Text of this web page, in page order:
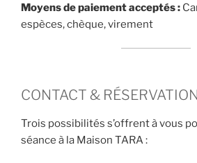
Moyens de paiement acceptés :
espèces, chèque, virement
CONTACT & RÉSERVATION
Trois possibilités s’offrent à vous
séance à la Maison TARA :